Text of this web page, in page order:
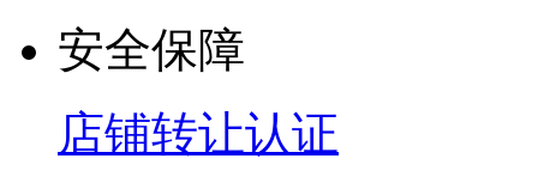
安全保障
店铺转让认证